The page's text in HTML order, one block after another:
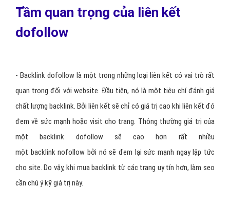
Tầm quan trọng của liên kết
dofollow
- Backlink dofollow là một trong những loại liên kết có vai trò rất
quan trọng đối với website. Đầu tiên, nó là một tiêu chí đánh giá
chất lượng backlink. Bởi liên kết sẽ chỉ có giá trị cao khi liên kết đó
đem về sức mạnh hoặc visit cho trang. Thông thường giá trị của
một backlink dofollow sẽ cao hơn rất nhiều
một backlink nofollow bởi nó sẽ đem lại sức mạnh ngay lập tức
cho site. Do vậy, khi mua backlink từ các trang uy tín hơn, làm seo
cần chú ý kỹ giá trị này.